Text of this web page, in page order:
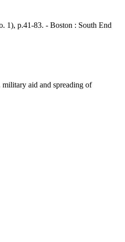
1), p.41-83. - Boston : South End
aid and spreading of